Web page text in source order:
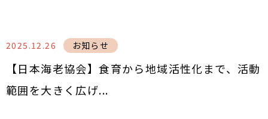
【日本海老協会】食育から地域活性化まで、活動
範囲を大きく広げ...
2025.12.26 お知らせ